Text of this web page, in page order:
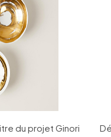
du projet Ginori